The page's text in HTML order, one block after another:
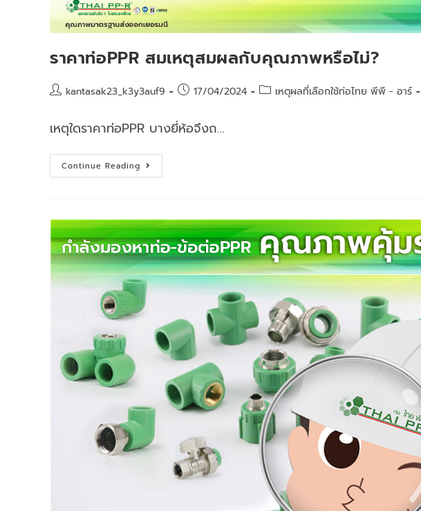
ราคาท่อPPR สมเหตุสมผลกับคุณภาพหรือไม่?
kantasak23_k3y3auf9 17/04/2024 เหตุผลที่เลือกใช้ท่อไทย พีพี - อาร์
เหตุใดราคาท่อPPR บางยี่ห้อจึงถ…
Continue Reading